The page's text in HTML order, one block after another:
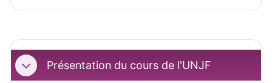
ReplierPrésentation du cours de l'UNJF